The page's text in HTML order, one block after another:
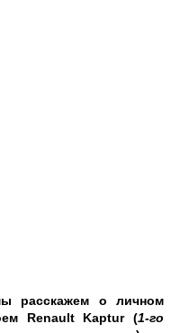
расскажем оличном
Renault Kaptur(1-го